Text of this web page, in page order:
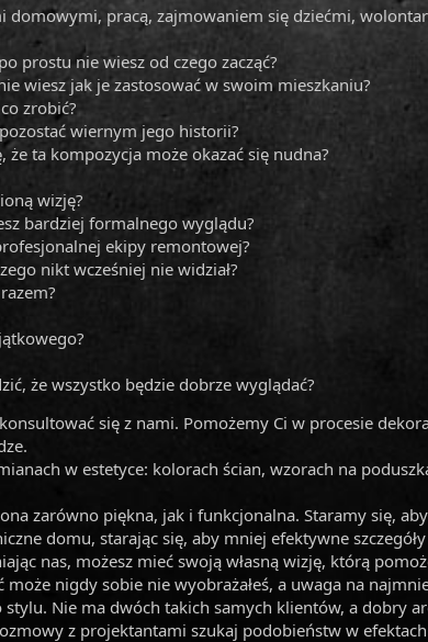
pracą, zajmowaniem się dziećmi,
prostu nie wiesz od czego zacząć?
wiesz jak je zastosować w swoim mieszkaniu?
zrobić?
wiernym jego historii?
że ta kompozycja może okazać się nudna?
wizję?
bardziej formalnego wyglądu?
ekipy remontowej?
nikt wcześniej nie widział?
że wszystko będzie dobrze wyglądać?
się z nami. Pomożemy Ci w procesie
w estetyce: kolorach ścian, wzorach na
zarówno piękna, jak i funkcjonalna. Staramy się,
domu, starając się, aby mniej efektywne
nas, możesz mieć swoją własną wizję, którą
nigdy sobie nie wyobrażałeś, a uwaga na
Nie ma dwóch takich samych klientów, a dobry
z projektantami szukaj podobieństw w